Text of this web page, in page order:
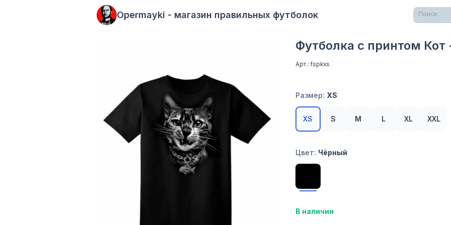
Opermayki - магазин правильных футболок Поиск
Футболка с принтом Кот
Арт.: fspkxs
Размер: XS
XS S M L XL XXL
Цвет: Чёрный
В наличии